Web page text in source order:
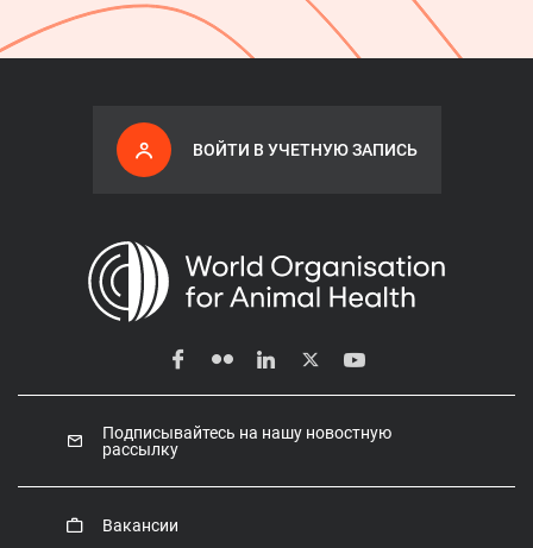
ВОЙТИ В УЧЕТНУЮ ЗАПИСЬ
Подписывайтесь на нашу новостную
рассылку
Вакансии